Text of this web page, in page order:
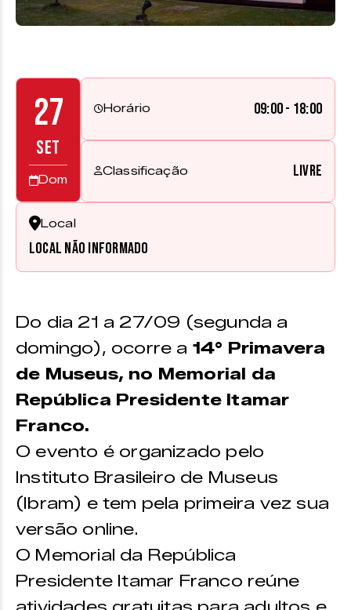
27
SET
Dom
Horário 09:00 - 18:00
Classificação Livre
Local
Local não informado
Do dia 21 a 27/09 (segunda a
domingo), ocorre a 14° Primavera
de Museus, no Memorial da
República Presidente Itamar
Franco.
O evento é organizado pelo
Instituto Brasileiro de Museus
(Ibram) e tem pela primeira vez sua
versão online.
O Memorial da República
Presidente Itamar Franco reúne